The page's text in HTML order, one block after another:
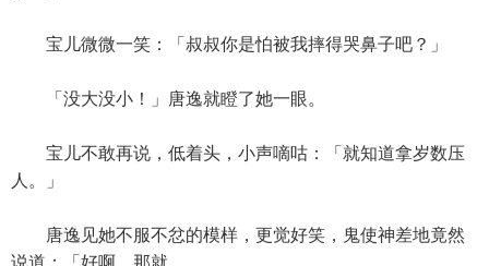
宝儿微微一笑：「叔叔你是怕被我摔得哭鼻子吧？」
「没大没小！」唐逸就瞪了她一眼。
宝儿不敢再说，低着头，小声嘀咕：「就知道拿岁数压
人。」
唐逸见她不服不忿的模样，更觉好笑，鬼使神差地竟然
说道：「好啊，那就